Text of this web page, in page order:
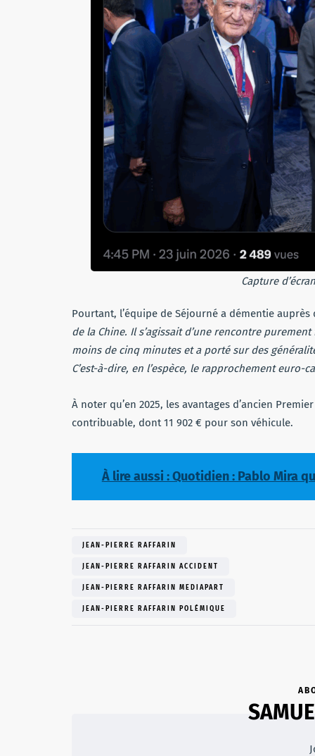
Capture
Pourtant, l’équipe de Séjourné a démentie auprès
de la Chine. Il s’agissait d’une rencontre
moins de cinq minutes et a porté sur des
C’est-à-dire, en l’espèce, le rapprochement euro-
À noter qu’en 2025, les avantages d’ancien
contribuable, dont 11 902 € pour son véhicule.
À lire aussi : Quotidien : Pablo Mira
JEAN-PIERRE RAFFARIN
JEAN-PIERRE RAFFARIN ACCIDENT
JEAN-PIERRE RAFFARIN MEDIAPART
JEAN-PIERRE RAFFARIN POLÉMIQUE